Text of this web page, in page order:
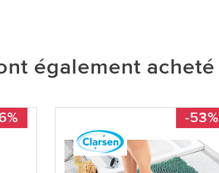
également acheté
-53%